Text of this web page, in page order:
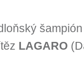
LAGARO